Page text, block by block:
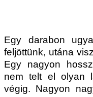
Egy darabon
feljöttünk, utána
Egy nagyon
nem telt el olyan
végig. Nagyon